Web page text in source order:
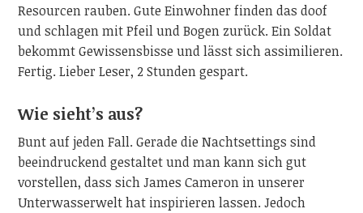
Resourcen rauben. Gute Einwohner finden das doof
und schlagen mit Pfeil und Bogen zurück. Ein Soldat
bekommt Gewissensbisse und lässt sich assimilieren.
Fertig. Lieber Leser, 2 Stunden gespart.
Wie sieht’s aus?
Bunt auf jeden Fall. Gerade die Nachtsettings sind
beeindruckend gestaltet und man kann sich gut
vorstellen, dass sich James Cameron in unserer
Unterwasserwelt hat inspirieren lassen. Jedoch